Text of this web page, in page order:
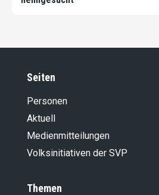
Seiten
Personen
Aktuell
Medienmitteilungen
Volksinitiativen der SVP
Themen